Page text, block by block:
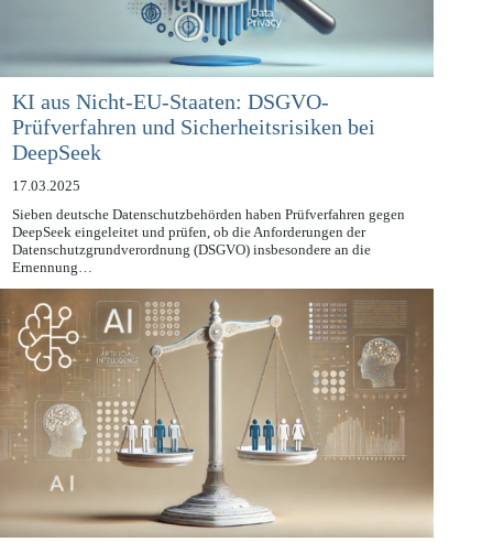
KI aus Nicht-EU-Staaten: DSGVO-
Prüfverfahren und Sicherheitsrisiken bei
DeepSeek
17.03.2025
Sieben deutsche Datenschutzbehörden haben Prüfverfahren gegen
DeepSeek eingeleitet und prüfen, ob die Anforderungen der
Datenschutzgrundverordnung (DSGVO) insbesondere an die
Ernennung…